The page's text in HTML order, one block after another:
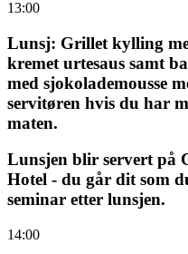
13:00
Lunsj: Grillet kylling
kremet urtesaus samt
med sjokolademousse
servitøren hvis du har
maten.
Lunsjen blir servert på
Hotel - du går dit som
seminar etter lunsjen.
14:00